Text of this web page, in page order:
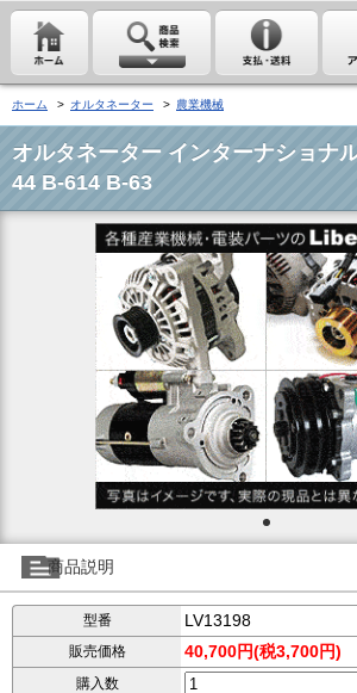
ホーム > オルタネーター > 農業機械
オルタネーター インターナショナ
44 B-614 B-63
商品説明
型番 LV13198
販売価格 40,700円(税3,700円)
購入数